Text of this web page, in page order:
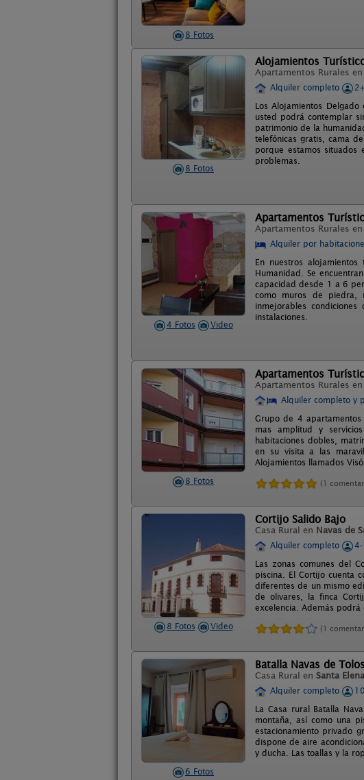
8 Fotos
8 Fotos
Alojamientos
Apartamentos Rurales en
Alquiler completo
Los Alojamientos
usted podrá contemplar
patrimonio de la
telefónicas gratis, cama
porque estamos
problemas.
4 Fotos Video
Apartamentos
Apartamentos Rurales en
Alquiler por
En nuestros
Humanidad. Se
capacidad desde 1 a 6
como muros de piedra,
inmejorables
instalaciones.
8 Fotos
Apartamentos
Apartamentos Rurales en
Alquiler completo y
Grupo de 4
mas amplitud y
habitaciones dobles,
en su visita a las
Alojamientos llamados
(1
8 Fotos Video
Cortijo Salido Bajo
Casa Rural en Navas de
Alquiler completo
Las zonas comunes del
piscina. El Cortijo cuenta
diferentes de un mismo
de olivares, la finca
excelencia. Además
(1
6 Fotos
Batalla Navas de
Casa Rural en Santa Elena
Alquiler completo
La Casa rural Batalla
montaña, así como una
estacionamiento privado
dispone de aire
y ducha. Las toallas y la